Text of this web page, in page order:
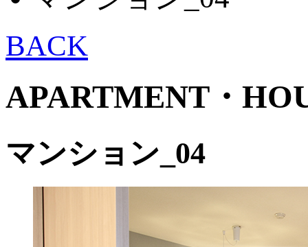
BACK
APARTMENT・
マンション_04